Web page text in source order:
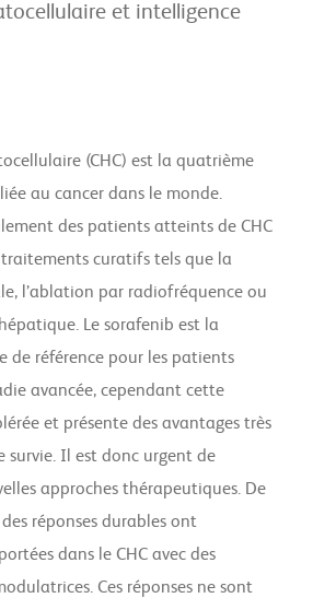
et intelligence
(CHC) est la quatrième
au cancer dans le monde.
des patients atteints de CHC
curatifs tels que la
l’ablation par radiofréquence ou
Le sorafenib est la
de référence pour les patients
avancée, cependant cette
et présente des avantages très
survie. Il est donc urgent de
approches thérapeutiques. De
réponses durables ont
dans le CHC avec des
Ces réponses ne sont